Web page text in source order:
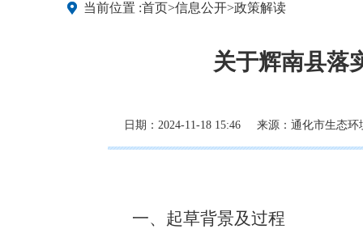
当前位置 :首页>信息公开>政策解读
关于辉南县落
日期：2024-11-18 15:46 来源：通化市生态环
一、起草背景及过程